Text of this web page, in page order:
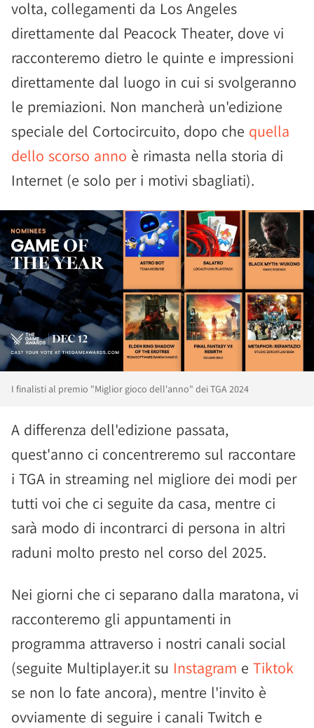
volta, collegamenti da Los Angeles
direttamente dal Peacock Theater, dove vi
racconteremo dietro le quinte e impressioni
direttamente dal luogo in cui si svolgeranno
le premiazioni. Non mancherà un'edizione
speciale del Cortocircuito, dopo che quella
dello scorso anno è rimasta nella storia di
Internet (e solo per i motivi sbagliati).
I finalisti al premio "Miglior gioco dell'anno" dei TGA 2024
A differenza dell'edizione passata,
quest'anno ci concentreremo sul raccontare
i TGA in streaming nel migliore dei modi per
tutti voi che ci seguite da casa, mentre ci
sarà modo di incontrarci di persona in altri
raduni molto presto nel corso del 2025.
Nei giorni che ci separano dalla maratona, vi
racconteremo gli appuntamenti in
programma attraverso i nostri canali social
(seguite Multiplayer.it su Instagram e Tiktok
se non lo fate ancora), mentre l'invito è
ovviamente di seguire i canali Twitch e